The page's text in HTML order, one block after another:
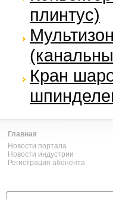
плинтус)
Кран
Главная
Новости портала
Новости индустрии
Регистрация абонента